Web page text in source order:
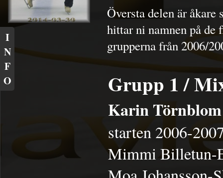
Översta delen är åkare
hittar ni namnen på de
grupperna från 2006/
Grupp 1 /
Karin
starten 2006-
Mimmi Billetun-
I
N
F
O